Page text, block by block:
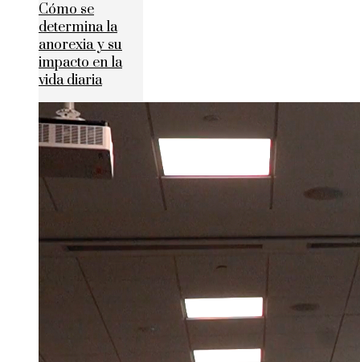
Cómo se
determina la
anorexia y su
impacto en la
vida diaria